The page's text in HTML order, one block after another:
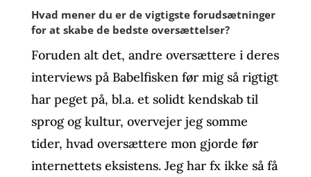
Hvad mener du er de vigtigste forudsætninger
for at skabe de bedste oversættelser?
Foruden alt det, andre oversættere i deres
interviews på Babelfisken før mig så rigtigt
har peget på, bl.a. et solidt kendskab til
sprog og kultur, overvejer jeg somme
tider, hvad oversættere mon gjorde før
internettets eksistens. Jeg har fx ikke så få